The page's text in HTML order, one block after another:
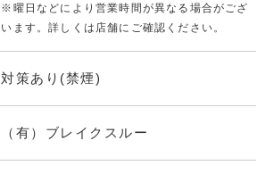
※曜日などにより営業時間が異なる場合がござ
います。詳しくは店舗にご確認ください。
対策あり(禁煙)
（有）ブレイクスルー